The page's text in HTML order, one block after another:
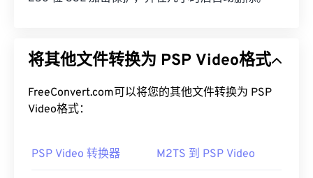
将其他文件转换为 PSP Video格式
FreeConvert.com可以将您的其他文件转换为 PSP
Video格式：
PSP Video 转换器 M2TS 到 PSP Video